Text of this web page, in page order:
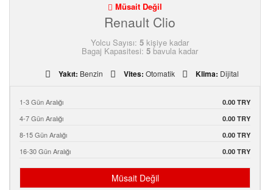
Müsait Değil
Renault Clio
Yolcu Sayısı: 5kişiye kadar
Bagaj Kapasitesi: 5bavula kadar
Yakıt: Benzin Vites: Otomatik Klima: Dijital
1-3 Gün Aralığı 0.00 TRY
4-7 Gün Aralığı 0.00 TRY
8-15 Gün Aralığı 0.00 TRY
16-30 Gün Aralığı 0.00 TRY
Müsait Değil